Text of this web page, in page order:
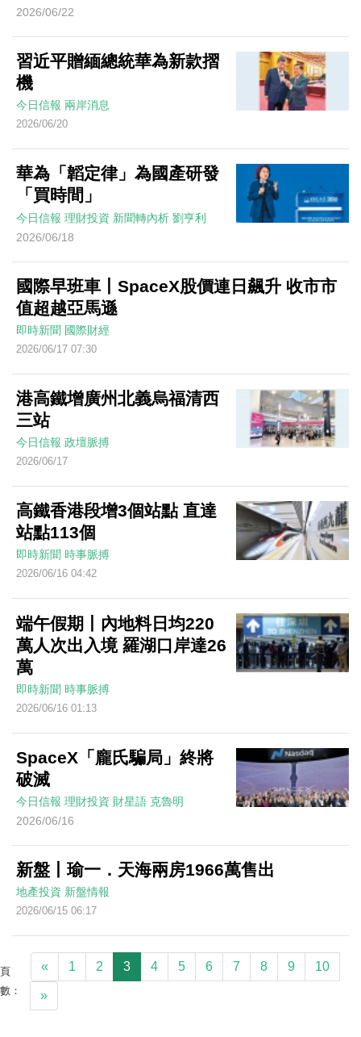
2026/06/22
習近平贈緬總統華為新款摺
機
今日信報 兩岸消息
2026/06/20
華為「韜定律」為國產研發
「買時間」
今日信報 理財投資 新聞轉內析 劉亨利
2026/06/18
國際早班車丨SpaceX股價連日飆升 收市市
值超越亞馬遜
即時新聞 國際財經
2026/06/17 07:30
港高鐵增廣州北義烏福清西
三站
今日信報 政壇脈搏
2026/06/17
高鐵香港段增3個站點 直達
站點113個
即時新聞 時事脈搏
2026/06/16 04:42
端午假期丨內地料日均220
萬人次出入境 羅湖口岸達26
萬
即時新聞 時事脈搏
2026/06/16 01:13
SpaceX「龐氏騙局」終將
破滅
今日信報 理財投資 財星語 克魯明
2026/06/16
新盤丨瑜一．天海兩房1966萬售出
地產投資 新盤情報
2026/06/15 06:17
頁
數：
« 1 2 3 4 5 6 7 8 9 10
»